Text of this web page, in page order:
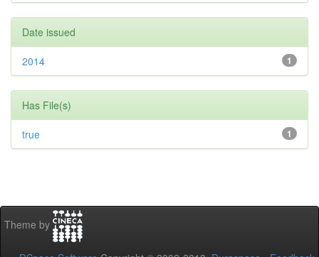
Date issued
1
2014
Has File(s)
1
true
Theme by